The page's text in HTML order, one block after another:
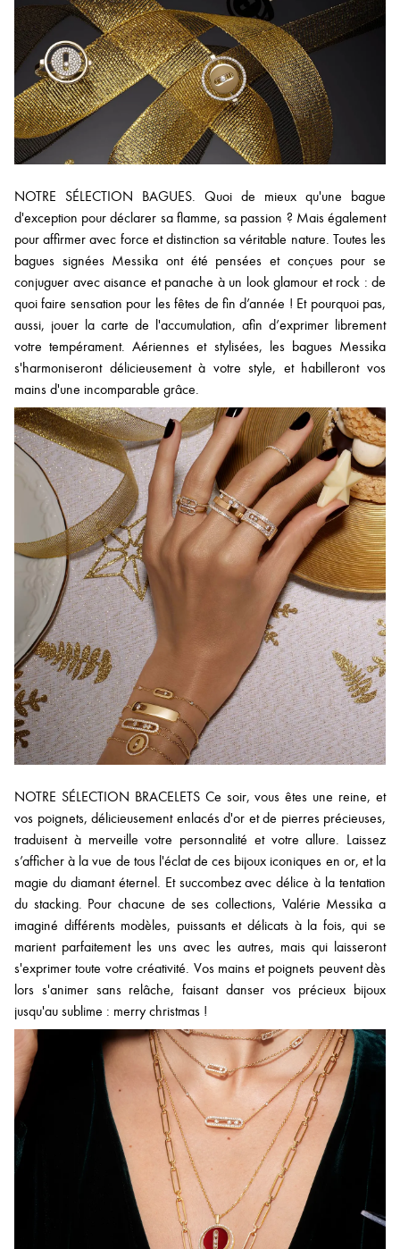
NOTRE SÉLECTION BAGUES. Quoi de mieux qu'une bague
d'exception pour déclarer sa flamme, sa passion ? Mais également
pour affirmer avec force et distinction sa véritable nature. Toutes les
bagues signées Messika ont été pensées et conçues pour se
conjuguer avec aisance et panache à un look glamour et rock : de
quoi faire sensation pour les fêtes de fin d’année ! Et pourquoi pas,
aussi, jouer la carte de l'accumulation, afin d’exprimer librement
votre tempérament. Aériennes et stylisées, les bagues Messika
s'harmoniseront délicieusement à votre style, et habilleront vos
mains d'une incomparable grâce.
NOTRE SÉLECTION BRACELETS Ce soir, vous êtes une reine, et
vos poignets, délicieusement enlacés d'or et de pierres précieuses,
traduisent à merveille votre personnalité et votre allure. Laissez
s’afficher à la vue de tous l'éclat de ces bijoux iconiques en or, et la
magie du diamant éternel. Et succombez avec délice à la tentation
du stacking. Pour chacune de ses collections, Valérie Messika a
imaginé différents modèles, puissants et délicats à la fois, qui se
marient parfaitement les uns avec les autres, mais qui laisseront
s'exprimer toute votre créativité. Vos mains et poignets peuvent dès
lors s'animer sans relâche, faisant danser vos précieux bijoux
jusqu'au sublime : merry christmas !